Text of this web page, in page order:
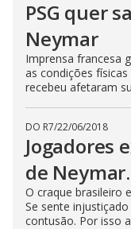
PSG quer
Neymar
Imprensa francesa
as condições
recebeu afetaram
DO R7/22/06/2018
Jogadores
de
O craque brasileiro
Se sente
contusão. Por isso